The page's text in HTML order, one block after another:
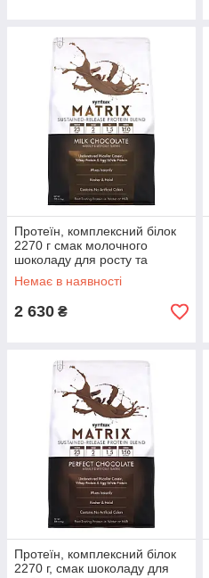
Протеїн, комплексний білок
2270 г смак молочного
шоколаду для росту та
відновлення м'язів Syntrax
Matrix 5.0
Немає в наявності
2 630 ₴
Протеїн, комплексний білок
2270 г, смак шоколаду для